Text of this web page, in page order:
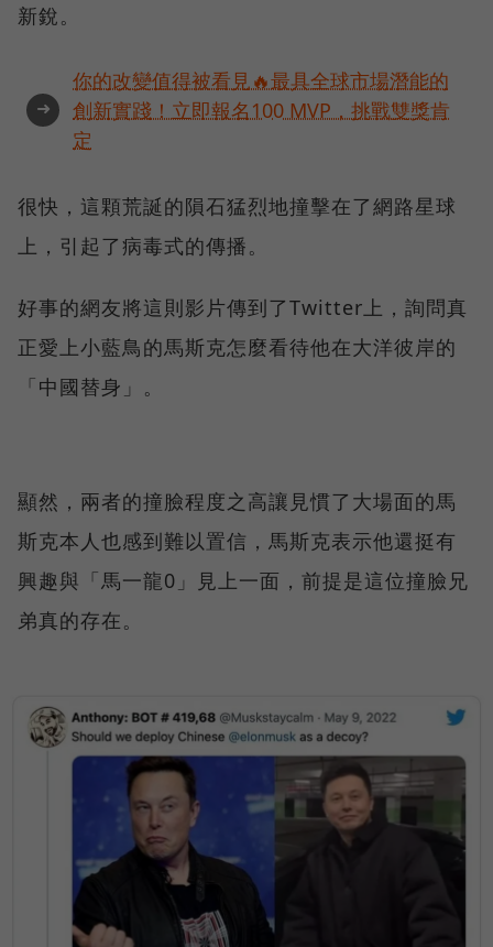
新銳。
➜
你的改變值得被看見🔥最具全球市場潛能的
創新實踐！立即報名100 MVP，挑戰雙獎肯
定
很快，這顆荒誕的隕石猛烈地撞擊在了網路星球
上，引起了病毒式的傳播。
好事的網友將這則影片傳到了Twitter上，詢問真
正愛上小藍鳥的馬斯克怎麼看待他在大洋彼岸的
「中國替身」。
顯然，兩者的撞臉程度之高讓見慣了大場面的馬
斯克本人也感到難以置信，馬斯克表示他還挺有
興趣與「馬一龍0」見上一面，前提是這位撞臉兄
弟真的存在。